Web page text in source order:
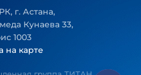
г. Астана,
Кунаева 33,
1003
на карте